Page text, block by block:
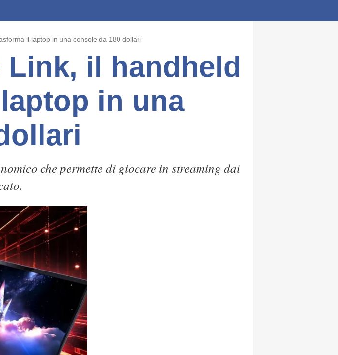
il laptop in una console da 180 dollari
Link, il handheld
in una
che permette di giocare in streaming dai